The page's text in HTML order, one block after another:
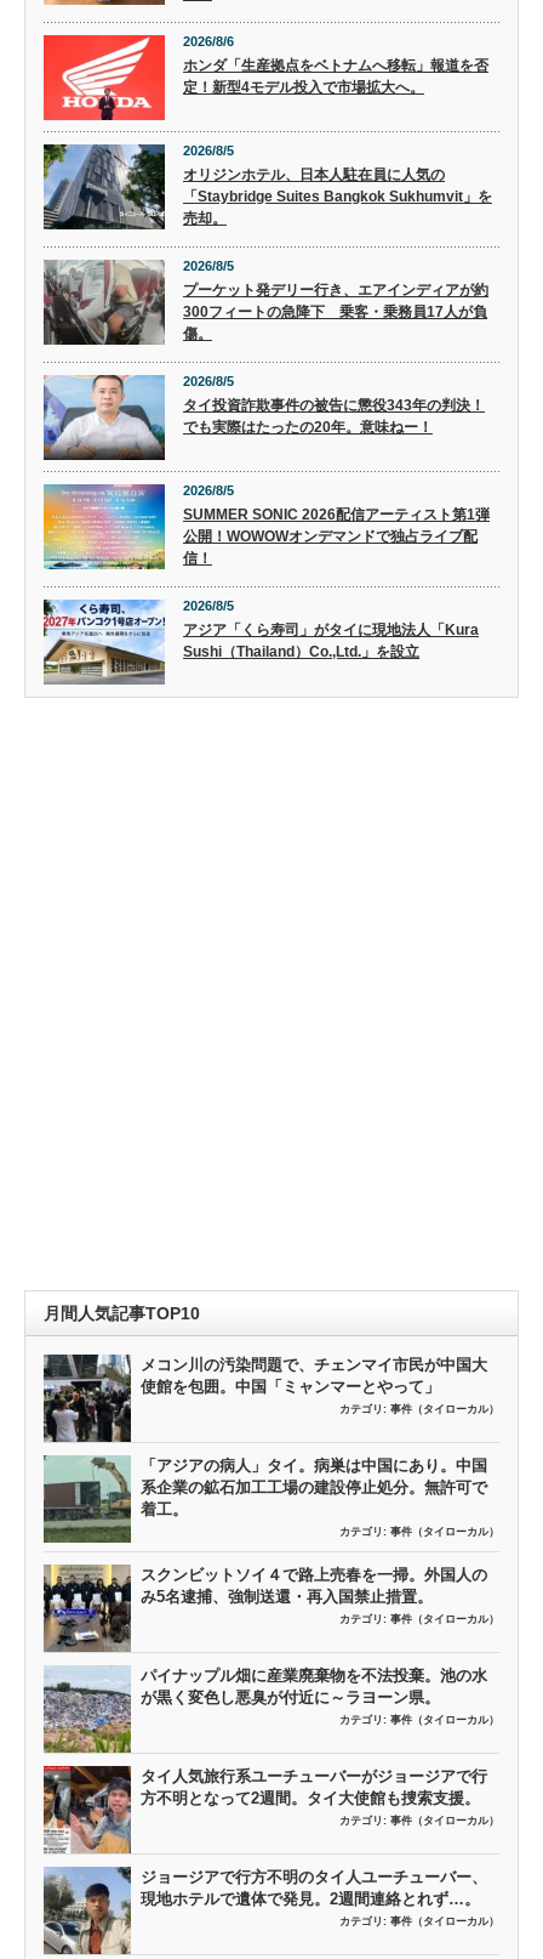
2026/8/6
ホンダ「生産拠点をベトナムへ移転」報道を否
定！新型4モデル投入で市場拡大へ。
2026/8/5
オリジンホテル、日本人駐在員に人気の
「Staybridge Suites Bangkok Sukhumvit」を
売却。
2026/8/5
プーケット発デリー行き、エアインディアが約
300フィートの急降下 乗客・乗務員17人が負
傷。
2026/8/5
タイ投資詐欺事件の被告に懲役343年の判決！
でも実際はたったの20年。意味ねー！
2026/8/5
SUMMER SONIC 2026配信アーティスト第1弾
公開！WOWOWオンデマンドで独占ライブ配
信！
2026/8/5
アジア「くら寿司」がタイに現地法人「Kura
Sushi（Thailand）Co.,Ltd.」を設立
月間人気記事TOP10
メコン川の汚染問題で、チェンマイ市民が中国大
使館を包囲。中国「ミャンマーとやって」
カテゴリ: 事件（タイローカル）
「アジアの病人」タイ。病巣は中国にあり。中国
系企業の鉱石加工工場の建設停止処分。無許可で
着工。
カテゴリ: 事件（タイローカル）
スクンビットソイ４で路上売春を一掃。外国人の
み5名逮捕、強制送還・再入国禁止措置。
カテゴリ: 事件（タイローカル）
パイナップル畑に産業廃棄物を不法投棄。池の水
が黒く変色し悪臭が付近に～ラヨーン県。
カテゴリ: 事件（タイローカル）
タイ人気旅行系ユーチューバーがジョージアで行
方不明となって2週間。タイ大使館も捜索支援。
カテゴリ: 事件（タイローカル）
ジョージアで行方不明のタイ人ユーチューバー、
現地ホテルで遺体で発見。2週間連絡とれず…。
カテゴリ: 事件（タイローカル）